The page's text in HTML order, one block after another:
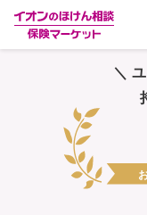
ラン
保険
保険
＼